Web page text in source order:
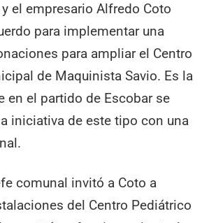
el empresario Alfredo Coto
para implementar una
para ampliar el Centro
de Maquinista Savio. Es la
en el partido de Escobar se
iniciativa de este tipo con una
comunal invitó a Coto a
del Centro Pediátrico